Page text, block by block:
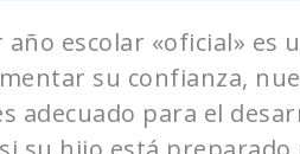
escolar «oficial» es
su confianza,
adecuado para el